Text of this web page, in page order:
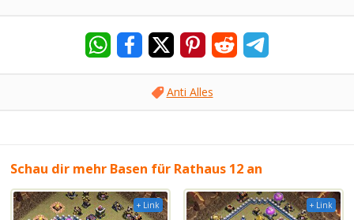
Anti Alles
Schau dir mehr Basen für Rathaus 12 an
+ Link + Link